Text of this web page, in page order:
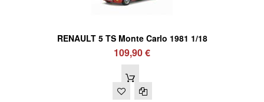
RENAULT 5 TS Monte Carlo 1981 1/18
109,90 €